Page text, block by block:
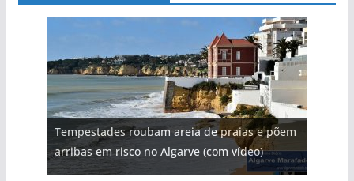
Tempestades roubam areia de praias e põem
arribas em risco no Algarve (com vídeo)